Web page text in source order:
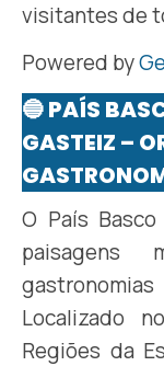
visitantes de
Powered by
🔵 PAÍS
GASTEIZ –
O País
paisagens
Localizado
Regiões da